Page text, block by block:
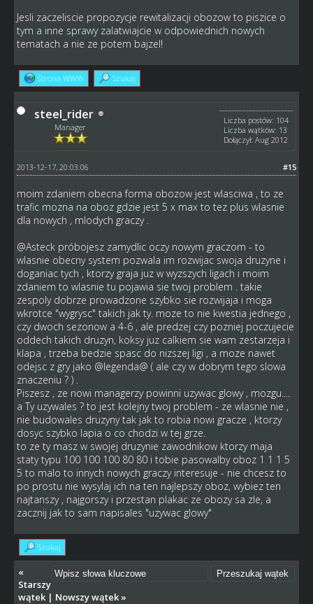
Jesli zaczeliscie propozycje rewitalizacji obozow to piszice o
tym a inne sprawy zalatwiajcie w odpowiednich nowych
tematach a nie ze potem bajzel!
Strona WWW Szukaj
steel_rider
Manager
Liczba postów: 104
Liczba wątków: 13
Dołączył: Aug 2012
#15
2013-12-17, 20:03:06
moim zdaniem obecna forma obozow jest wlasciwa , to ze
trafic mozna na oboz gdzie jest 5 x max to tez plus wlasnie
dla nowych , mlodych graczy .
@Asteck próbojesz zamydlic oczy nowym graczom - to
wlasnie obecny system pozwala im rozwijac swoja druzyne i
doganiac tych , ktorzy graja juz w wyzszych ligach i moim
zdaniem to wlasnie tu pojawia sie twoj problem . takie
zespoly dobrze prowadzone szybko sie rozwijaja i moga
wkrotce "wygrysc" takich jak ty. moze to nie kwestia jednego ,
czy dwoch sezonow a 4-6 , ale predzej czy pozniej poczujecie
oddech takich druzyn, koksy juz calkiem sie wam zestarzeja i
klapa , trzeba bedzie spasc do nizszej ligi , a moze nawet
odejsc z gry jako @legenda@ ( ale czy w dobrym tego slowa
znaczeniu ? ) .
Piszesz , ze nowi managerzy powinni uzywac glowy , mozgu....
a Ty uzywales ? to jest kolejny twoj problem - ze wlasnie nie ,
nie budowales druzyny tak jak to robia nowi gracze , ktorzy
dosyc szybko lapia o co chodzi w tej grze.
to ze ty masz w swojej druzynie zawodnikow ktorzy maja
staty typu 100 100 100 80 80 i tobie pasowalby oboz 1 1 1 5
5 to malo to innych nowych graczy interesuje - nie chcesz to
po prostu nie wysylaj ich na ten najlepszy oboz, wybiez ten
najtanszy , najgorszy i przestan plakac ze obozy sa zle, a
zacznij jak to sam napisales "uzywac glowy"
Szukaj
«
Starszy
wątek| Nowszy wątek»